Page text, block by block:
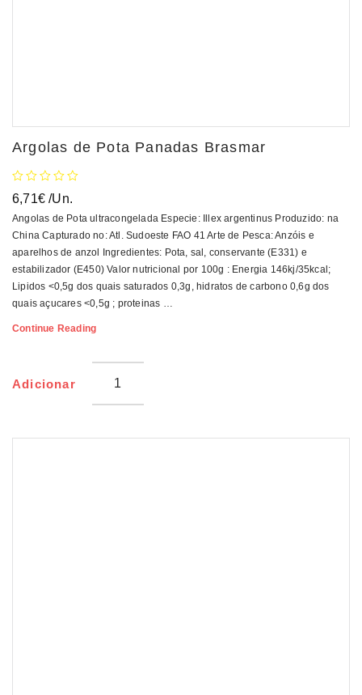
Argolas de Pota Panadas Brasmar
6,71€ /Un.
Angolas de Pota ultracongelada Especie: Illex argentinus Produzido: na
China Capturado no: Atl. Sudoeste FAO 41 Arte de Pesca: Anzóis e
aparelhos de anzol Ingredientes: Pota, sal, conservante (E331) e
estabilizador (E450) Valor nutricional por 100g : Energia 146kj/35kcal;
Lipidos <0,5g dos quais saturados 0,3g, hidratos de carbono 0,6g dos
quais açucares <0,5g ; proteinas …
Continue ReadingArgolas
Pota
Panadas
Adicionar